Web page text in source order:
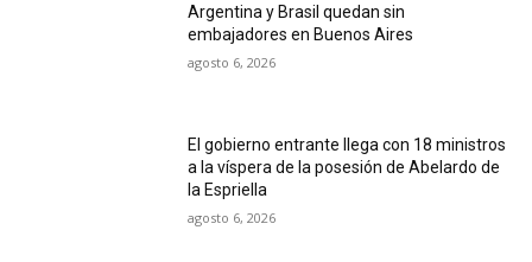
Argentina y Brasil quedan sin
embajadores en Buenos Aires
agosto 6, 2026
El gobierno entrante llega con 18 ministros
a la víspera de la posesión de Abelardo de
la Espriella
agosto 6, 2026